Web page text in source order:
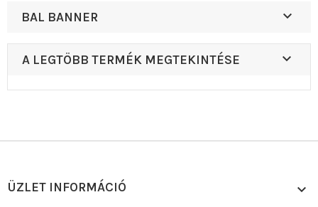
BAL BANNER 
A LEGTÖBB TERMÉK MEGTEKINTÉSE 
ÜZLET INFORMÁCIÓ 